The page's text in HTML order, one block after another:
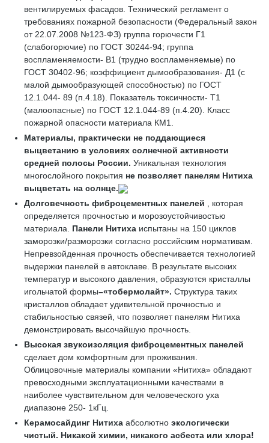
вентилируемых фасадов. Технический регламент о
требованиях пожарной безопасности (Федеральный закон
от 22.07.2008 №123-ФЗ) группа горючести Г1
(слабогорючие) по ГОСТ 30244-94; группа
воспламеняемости- В1 (трудно воспламеняемые) по
ГОСТ 30402-96; коэффициент дымообразования- Д1 (с
малой дымообразующей способностью) по ГОСТ
12.1.044- 89 (п.4.18). Показатель токсичности- Т1
(малоопасные) по ГОСТ 12.1.044-89 (п.4.20). Класс
пожарной опасности материала КМ1.
Материалы, практически не поддающиеся
выцветанию в условиях солнечной активности
средней полосы России. Уникальная технология
многослойного покрытия не позволяет панелям Нитиха
выцветать на солнце.
Долговечность фиброцементных панелей
, которая
определяется прочностью и морозоустойчивостью
материала. Панели Нитиха испытаны на 150 циклов
заморозки/разморозки согласно российским нормативам.
Непревзойденная прочность обеспечивается технологией
выдержки панелей в автоклаве. В результате высоких
температур и высокого давления, образуются кристаллы
игольчатой формы–«тобермолайт». Структура таких
кристаллов обладает удивительной прочностью и
стабильностью связей, что позволяет панелям Нитиха
демонстрировать высочайшую прочность.
Высокая звукоизоляция фиброцементных панелей
сделает дом комфортным для проживания.
Облицовочные материалы компании «Нитиха» обладают
превосходными эксплуатационными качествами в
наиболее чувствительном для человеческого уха
диапазоне 250- 1кГц.
Керамосайдинг Нитиха абсолютно экологически
чистый. Никакой химии, никакого асбеста или хлора!